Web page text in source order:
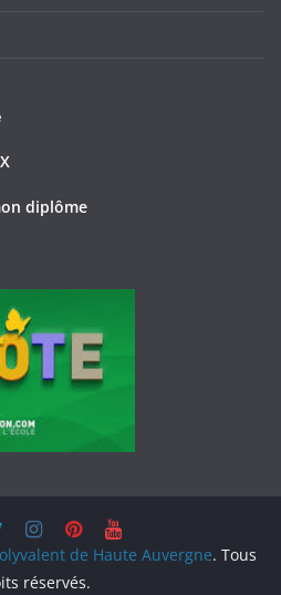
diplôme
de Haute Auvergne. Tous
réservés.